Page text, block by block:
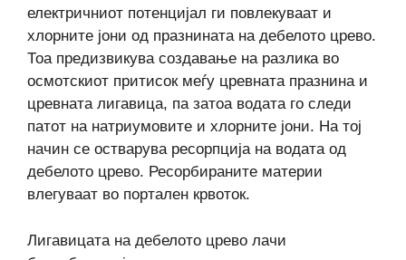
електричниот потенцијал ги повлекуваат и
хлорните јони од празнината на дебелото црево.
Тоа предизвикува создавање на разлика во
осмотскиот притисок меѓу цревната празнина и
цревната лигавица, па затоа водата го следи
патот на натриумовите и хлорните јони. На тој
начин се остварува ресорпција на водата од
дебелото црево. Ресорбираните материи
влегуваат во портален крвоток.
Лигавицата на дебелото црево лачи